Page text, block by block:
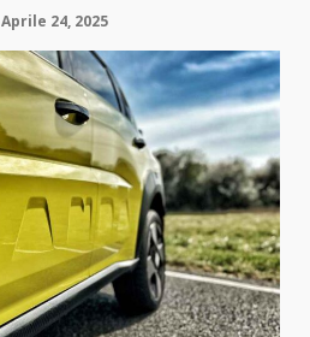
Aprile 24, 2025